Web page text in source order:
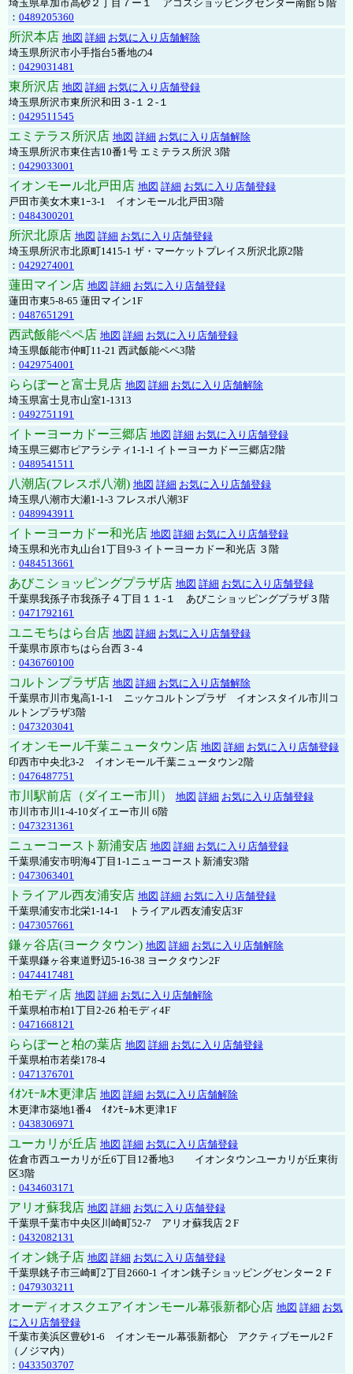
埼玉県草加市高砂２丁目７ー１ アコスショッピングセンター南館５階
： 0489205360
所沢本店 地図 詳細 お気に入り店舗解除
埼玉県所沢市小手指台5番地の4
： 0429031481
東所沢店 地図 詳細 お気に入り店舗登録
埼玉県所沢市東所沢和田３-１２-１
： 0429511545
エミテラス所沢店 地図 詳細 お気に入り店舗解除
埼玉県所沢市東住吉10番1号 エミテラス所沢 3階
： 0429033001
イオンモール北戸田店 地図 詳細 お気に入り店舗登録
戸田市美女木東1ｰ3‐1 イオンモール北戸田3階
： 0484300201
所沢北原店 地図 詳細 お気に入り店舗登録
埼玉県所沢市北原町1415-1 ザ・マーケットプレイス所沢北原2階
： 0429274001
蓮田マイン店 地図 詳細 お気に入り店舗登録
蓮田市東5-8-65 蓮田マイン1F
： 0487651291
西武飯能ペペ店 地図 詳細 お気に入り店舗登録
埼玉県飯能市仲町11-21 西武飯能ペペ3階
： 0429754001
ららぽーと富士見店 地図 詳細 お気に入り店舗解除
埼玉県富士見市山室1-1313
： 0492751191
イトーヨーカドー三郷店 地図 詳細 お気に入り店舗登録
埼玉県三郷市ピアラシティ1-1-1 イトーヨーカドー三郷店2階
： 0489541511
八潮店(フレスポ八潮) 地図 詳細 お気に入り店舗登録
埼玉県八潮市大瀬1-1-3 フレスポ八潮3F
： 0489943911
イトーヨーカドー和光店 地図 詳細 お気に入り店舗登録
埼玉県和光市丸山台1丁目9-3 イトーヨーカドー和光店 ３階
： 0484513661
あびこショッピングプラザ店 地図 詳細 お気に入り店舗登録
千葉県我孫子市我孫子４丁目１１-１ あびこショッピングプラザ３階
： 0471792161
ユニモちはら台店 地図 詳細 お気に入り店舗登録
千葉県市原市ちはら台西３-４
： 0436760100
コルトンプラザ店 地図 詳細 お気に入り店舗解除
千葉県市川市鬼高1-1-1 ニッケコルトンプラザ イオンスタイル市川コ
ルトンプラザ3階
： 0473203041
イオンモール千葉ニュータウン店 地図 詳細 お気に入り店舗登録
印西市中央北3-2 イオンモール千葉ニュータウン2階
： 0476487751
市川駅前店（ダイエー市川） 地図 詳細 お気に入り店舗登録
市川市市川1-4-10ダイエー市川 6階
： 0473231361
ニューコースト新浦安店 地図 詳細 お気に入り店舗登録
千葉県浦安市明海4丁目1-1ニューコースト新浦安3階
： 0473063401
トライアル西友浦安店 地図 詳細 お気に入り店舗登録
千葉県浦安市北栄1-14-1 トライアル西友浦安店3F
： 0473057661
鎌ヶ谷店(ヨークタウン) 地図 詳細 お気に入り店舗解除
千葉県鎌ヶ谷東道野辺5-16-38 ヨークタウン2F
： 0474417481
柏モディ店 地図 詳細 お気に入り店舗解除
千葉県柏市柏1丁目2-26 柏モディ4F
： 0471668121
ららぽーと柏の葉店 地図 詳細 お気に入り店舗登録
千葉県柏市若柴178-4
： 0471376701
ｲｵﾝﾓｰﾙ木更津店 地図 詳細 お気に入り店舗解除
木更津市築地1番4 ｲｵﾝﾓｰﾙ木更津1F
： 0438306971
ユーカリが丘店 地図 詳細 お気に入り店舗登録
佐倉市西ユーカリが丘6丁目12番地3 イオンタウンユーカリが丘東街
区3階
： 0434603171
アリオ蘇我店 地図 詳細 お気に入り店舗登録
千葉県千葉市中央区川崎町52-7 アリオ蘇我店２F
： 0432082131
イオン銚子店 地図 詳細 お気に入り店舗登録
千葉県銚子市三崎町2丁目2660-1 イオン銚子ショッピングセンター２Ｆ
： 0479303211
オーディオスクエアイオンモール幕張新都心店 地図 詳細 お気
に入り店舗登録
千葉市美浜区豊砂1-6 イオンモール幕張新都心 アクティブモール2Ｆ
（ノジマ内）
： 0433503707